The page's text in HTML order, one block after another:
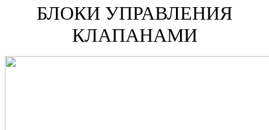
БЛОКИ УПРАВЛЕНИЯ
КЛАПАНАМИ